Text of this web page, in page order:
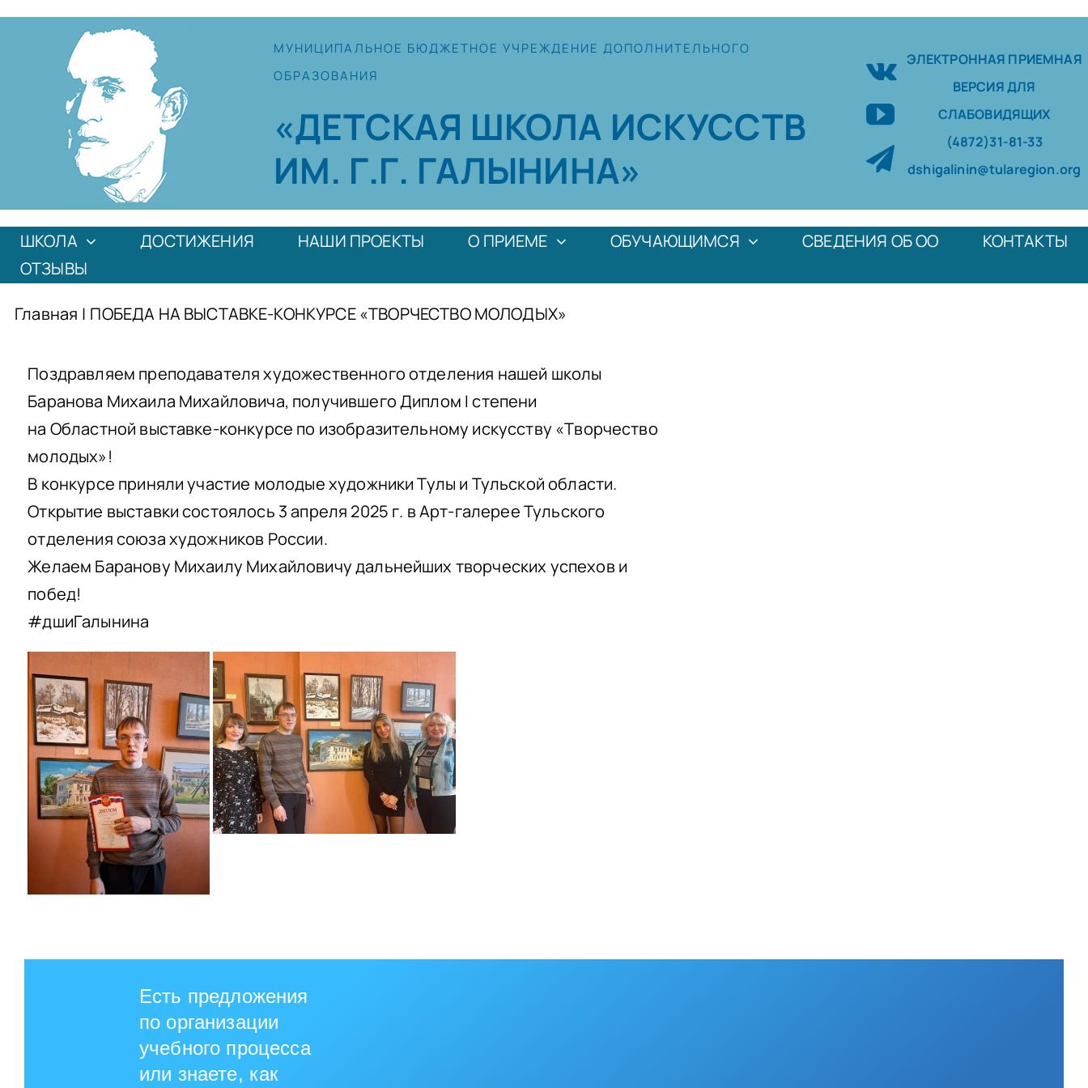
Skip
МУНИЦИПАЛЬНОЕ БЮДЖЕТНОЕ УЧРЕЖДЕНИЕДОПОЛНИТЕЛЬНОГО
ОБРАЗОВАНИЯ
«ДЕТСКАЯ ШКОЛА ИСКУССТВ
ИМ. Г.Г. ГАЛЫНИНА»
ЭЛЕКТРОННАЯ ПРИЕМНАЯ
ВЕРСИЯ ДЛЯ
СЛАБОВИДЯЩИХ
(4872)31-81-33
dshigalinin@tularegion.org
ШКОЛА ДОСТИЖЕНИЯ НАШИ ПРОЕКТЫ О ПРИЕМЕ ОБУЧАЮЩИМСЯ СВЕДЕНИЯ ОБ ОО
КОНТАКТЫ
ОТЗЫВЫ
Главная | ПОБЕДА НА ВЫСТАВКЕ-КОНКУРСЕ «ТВОРЧЕСТВО МОЛОДЫХ»
Поздравляем преподавателя художественного отделения нашей школы
Баранова Михаила Михайловича, получившего Диплом I степени
на Областной выставке-конкурсе по изобразительному искусству «Творчество
молодых»!
В конкурсе приняли участие молодые художники Тулы и Тульской области.
Открытие выставки состоялось 3 апреля 2025 г. в Арт-галерее Тульского
отделения союза художников России.
Желаем Баранову Михаилу Михайловичу дальнейших творческих успехов и
побед!
#дшиГалынина
Есть предложения
по организации
учебного процесса
или знаете, как